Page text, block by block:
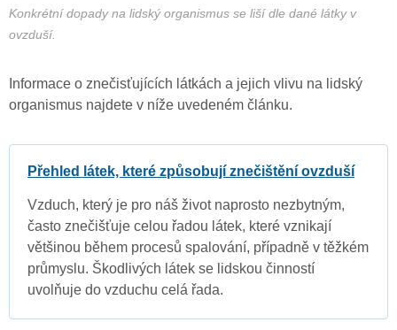
Konkrétní dopady na lidský organismus se liší dle dané látky v
ovzduší.
Informace o znečisťujících látkách a jejich vlivu na lidský
organismus najdete v níže uvedeném článku.
Přehled látek, které způsobují znečištění ovzduší
Vzduch, který je pro náš život naprosto nezbytným,
často znečišťuje celou řadou látek, které vznikají
většinou během procesů spalování, případně v těžkém
průmyslu. Škodlivých látek se lidskou činností
uvolňuje do vzduchu celá řada.